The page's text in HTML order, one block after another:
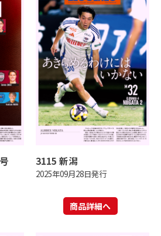
3115 新潟
2025年09月28日発行
商品詳細へ